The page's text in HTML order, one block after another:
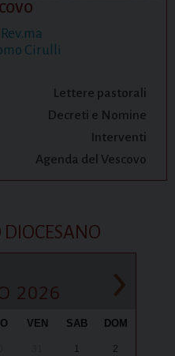
Cirulli
Lettere pastorali
Decreti e Nomine
Interventi
Agenda del Vescovo
2026 ›
VEN SAB DOM
1 2